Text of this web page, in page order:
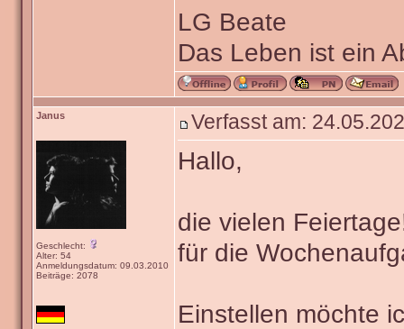
LG Beate
Das Leben ist ein
Janus
Geschlecht:
Alter: 54
Anmeldungsdatum: 09.03.2010
Beiträge: 2078
Verfasst am:
Hallo,
die vielen
für die
Einstellen möchte